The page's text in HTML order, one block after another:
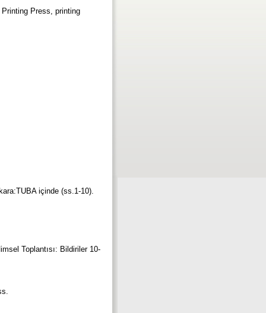
Press, printing
içinde (ss.1-10).
Toplantısı: Bildiriler 10-